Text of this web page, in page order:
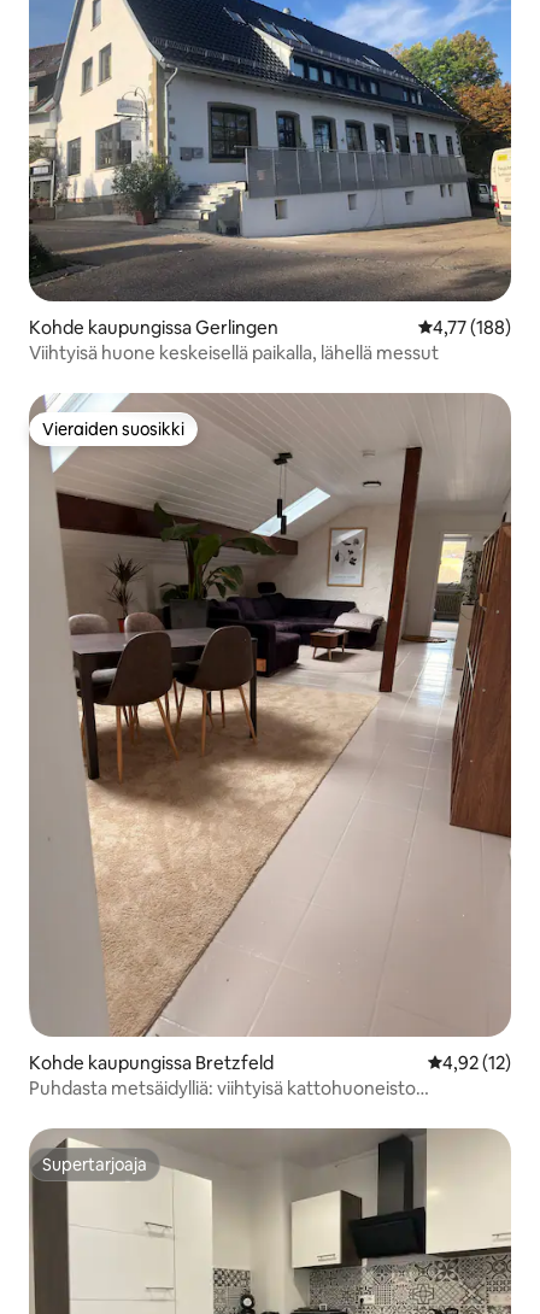
Kohde kaupungissa Gerlingen
4,77 (188)
Viihtyisä huone keskeisellä paikalla, lähellä messut
Vieraiden suosikki
Vieraiden suosikki
Kohde kaupungissa Bretzfeld
4,92 (12)
Puhdasta metsäidylliä: viihtyisä kattohuoneisto
Supertarjoaja
Supertarjoaja